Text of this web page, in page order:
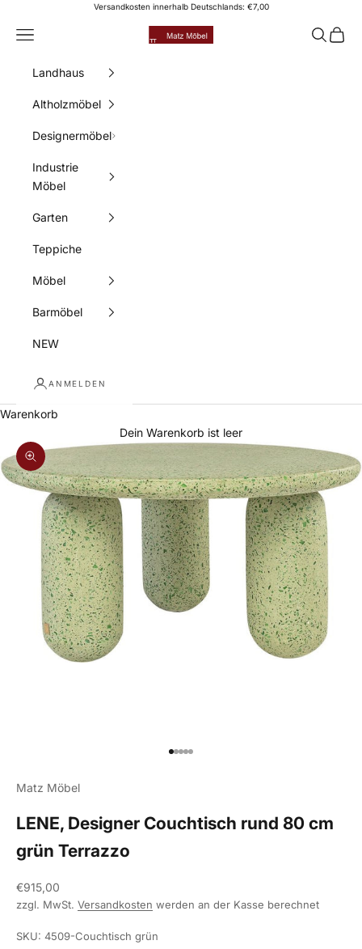
Zum Inhalt springenVersandkosten innerhalb Deutschlands: €7,00
Matz Möbel
Menü Suchen
Landhaus
Altholzmöbel
Designermöbel
Industrie
Möbel
Garten
Teppiche
Möbel
Barmöbel
NEW
ANMELDEN
Warenkorb
Dein Warenkorb ist leer
Bild vergrößern
Gehe zu Element 1
Gehe zu Element 2
Gehe zu Element 3
Gehe zu Element 4
Gehe zu Element 5
Matz Möbel
LENE, Designer Couchtisch rund 80 cm
grün Terrazzo
Angebot
€915,00
zzgl. MwSt. Versandkosten werden an der Kasse berechnet
SKU: 4509-Couchtisch grün